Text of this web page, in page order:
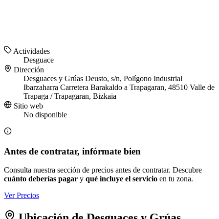
Actividades
Desguace
Dirección
Desguaces y Grúas Deusto, s/n, Polígono Industrial
Ibarzaharra Carretera Barakaldo a Trapagaran, 48510 Valle de
Trapaga / Trapagaran, Bizkaia
Sitio web
No disponible
Antes de contratar, infórmate bien
Consulta nuestra sección de precios antes de contratar. Descubre
cuánto deberías pagar y qué incluye el servicio en tu zona.
Ver Precios